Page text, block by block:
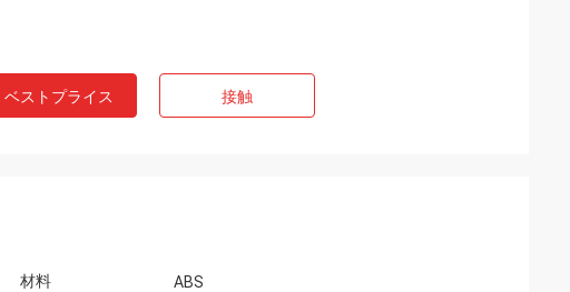
ベストプライス 接触
材料 ABS